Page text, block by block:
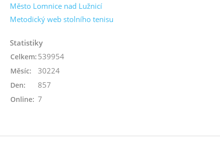
Město Lomnice nad Lužnicí
Metodický web stolního tenisu
Statistiky
Online: 7
Celkem: 539954
Měsíc: 30224
Den: 857